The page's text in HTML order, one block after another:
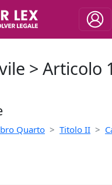
> Articolo
Quarto Titolo II